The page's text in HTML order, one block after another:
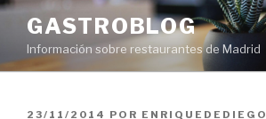
Saltar
contenido
GASTROBLOG
Información sobre restaurantes de Madrid
PUBLICADO
23/11/2014 POR ENRIQUEDEDIEGO